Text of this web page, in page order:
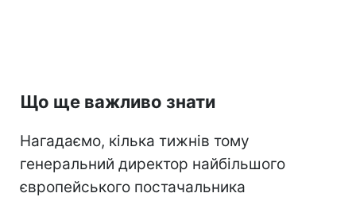
Що ще важливо знати
Нагадаємо, кілька тижнів тому
генеральний директор найбільшого
європейського постачальника